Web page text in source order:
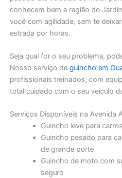
conhecem bem a região do
você com agilidade, sem te
estrada por horas.
Seja qual for o seu problema,
Nosso serviço de guincho em
profissionais treinados, com
total cuidado com o seu veículo
Serviços Disponíveis na Avenida
Guincho leve para
Guincho pesado para
de grande porte
Guincho de moto com
seguro